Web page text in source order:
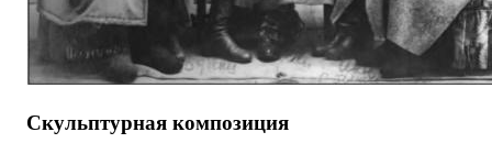
Скульптурная композиция